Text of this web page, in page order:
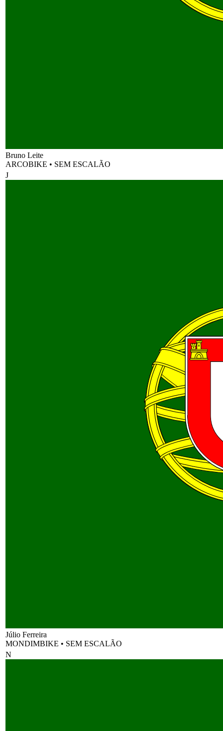
Bruno Leite
ARCOBIKE • SEM ESCALÃO
J
Júlio Ferreira
MONDIMBIKE • SEM ESCALÃO
N